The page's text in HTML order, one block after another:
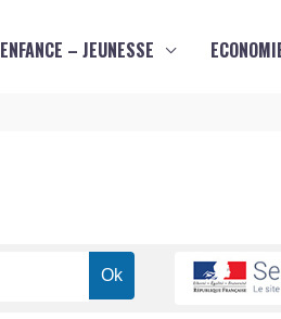
ENFANCE – JEUNESSE